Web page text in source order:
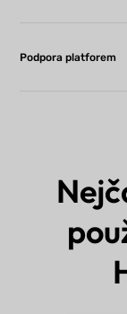
Podpora platforem